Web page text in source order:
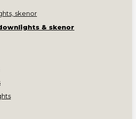
skenor
& skenor